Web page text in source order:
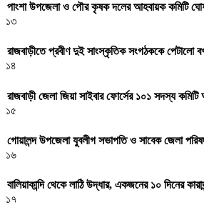
পাংশা উপজেলা ও পৌর কৃষক দলের আহবায়ক কমিটি
১৩
রাজবাড়ীতে প্রবীণ দুই সাংস্কৃতিক সংগঠককে পেটালো
১৪
রাজবাড়ী জেলা জিয়া সাইবার ফোর্সের ১০১ সদস্য
১৫
গোয়ালন্দ উপজেলা যুবলীগ সভাপতি ও সাবেক জেলা
১৬
বালিয়াকান্দি থেকে লাঠি উদ্ধার, একজনের ১০ দিনের
১৭